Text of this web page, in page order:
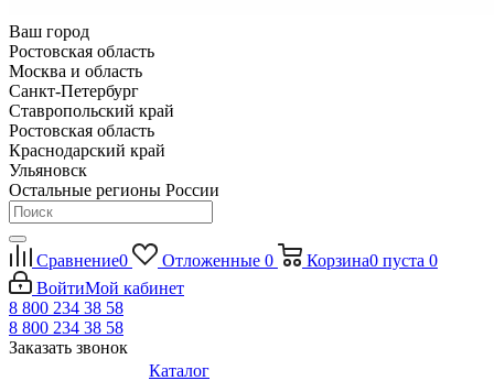
Ваш город
Ростовская область
Москва и область
Санкт-Петербург
Ставропольский край
Ростовская область
Краснодарский край
Ульяновск
Остальные регионы России
Сравнение0 Отложенные 0 Корзина0 пуста 0
ВойтиМой кабинет
8 800 234 38 58
8 800 234 38 58
Заказать звонок
Каталог